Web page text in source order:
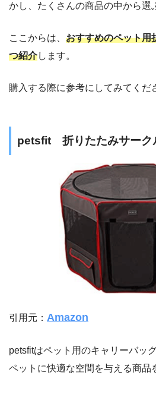
かし、たくさんの商品の中から選
ここからは、 おすすめのペット用
つ紹介します。
購入する際に参考にしてみてくだ
petsfit 折りたたみサー
引用元： Amazon
petsfitはペット用のキャリーバッ
ペットに快適な空間を与える商品